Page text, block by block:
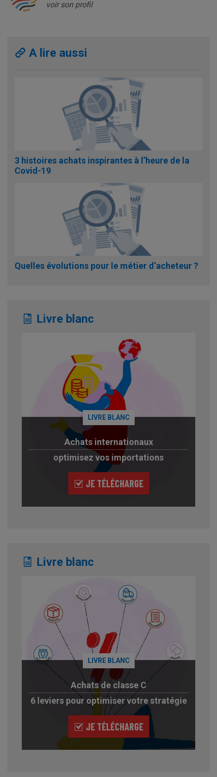
voir son profil
A lire aussi
3 histoires achats inspirantes à l’heure de la
Covid-19
Quelles évolutions pour le métier d’acheteur ?
Livre blanc
LIVRE BLANC
Achats internationaux
optimisez vos importations
JE TÉLÉCHARGE
Livre blanc
LIVRE BLANC
Achats de classe C
6 leviers pour optimiser votre stratégie
JE TÉLÉCHARGE